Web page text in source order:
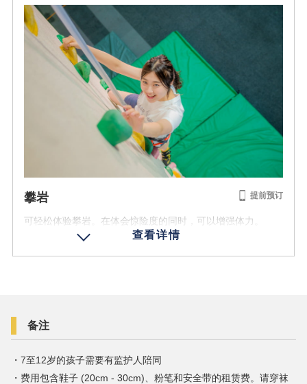
费用 (含税)
1名 4500日元
9:00 - 10:00 / 13:00 - 14:00 / 14:00 - 15:00 / 16:00 - 17:00 /
19:00 - 20:00
体验时间
・仅限冬季 13:00 - 14:00，16:00 - 17:00，仅限夏季 14:00 -
15:00。
・19:00 - 20:00时间段的体验仅限2026/4/29 - 2026/5/6、
2026/7/11 - 2026/8/31期间。
攀岩 提前预订
可轻松体验攀岩。在体会惊险度的同时，可以增强体力。
1名 2300日元
年龄条件
儿童 7岁以上
备注
・7至12岁的孩子需要有监护人陪同
・费用包含鞋子 (20cm - 30cm)、粉笔和安全带的租赁费。请穿袜